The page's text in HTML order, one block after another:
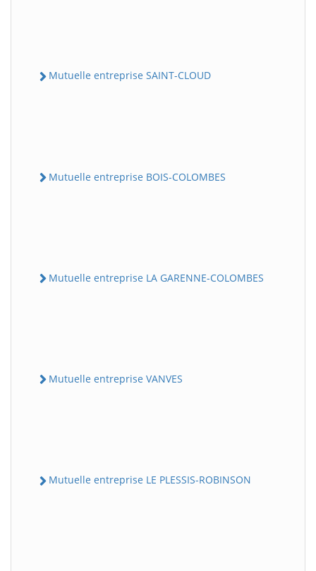
Mutuelle entreprise SAINT-CLOUD
Mutuelle entreprise BOIS-COLOMBES
Mutuelle entreprise LA GARENNE-COLOMBES
Mutuelle entreprise VANVES
Mutuelle entreprise LE PLESSIS-ROBINSON